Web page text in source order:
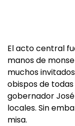
El acto central
manos de
muchos
obispos de
gobernador José
locales. Sin
misa.